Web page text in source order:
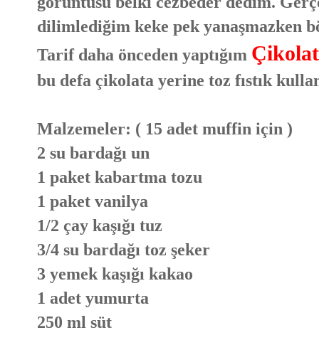
dilimlediğim keke pek yanaşmazken
Tarif daha önceden yaptığım
bu defa çikolata yerine toz fıstık
Malzemeler: ( 15 adet muffin için )
2 su bardağı un
1 paket kabartma tozu
1 paket vanilya
1/2 çay kaşığı tuz
3/4 su bardağı toz şeker
3 yemek kaşığı kakao
1 adet yumurta
250 ml süt